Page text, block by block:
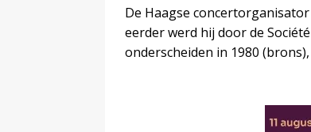
De Haagse
eerder werd hij door de
onderscheiden in 1980